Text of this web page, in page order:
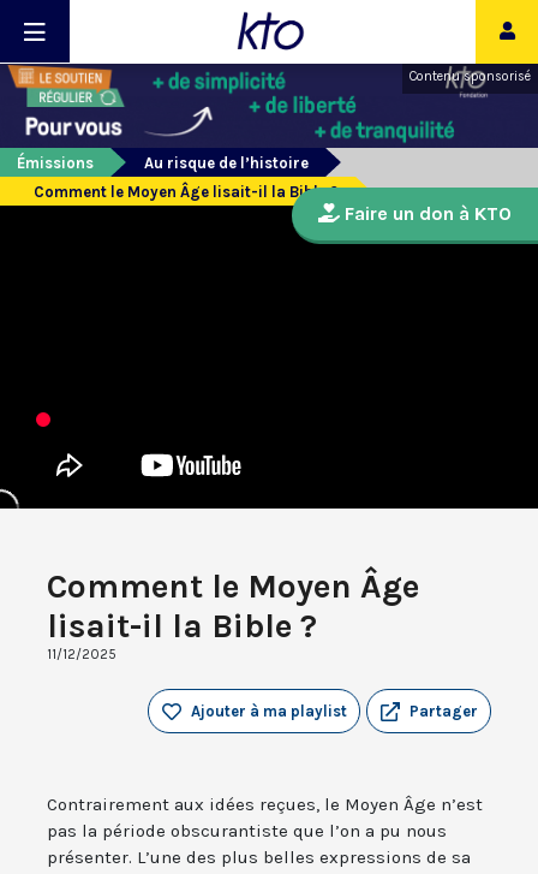
Contenu sponsorisé
Émissions
Au risque de l’histoire
Comment le Moyen Âge lisait-il la Bible ?
Comment le Moyen Âge
lisait-il la Bible ?
11/12/2025
Partager
Ajouter à ma playlist
Contrairement aux idées reçues, le Moyen Âge n’est
pas la période obscurantiste que l’on a pu nous
présenter. L’une des plus belles expressions de sa
Faire un don à KTO